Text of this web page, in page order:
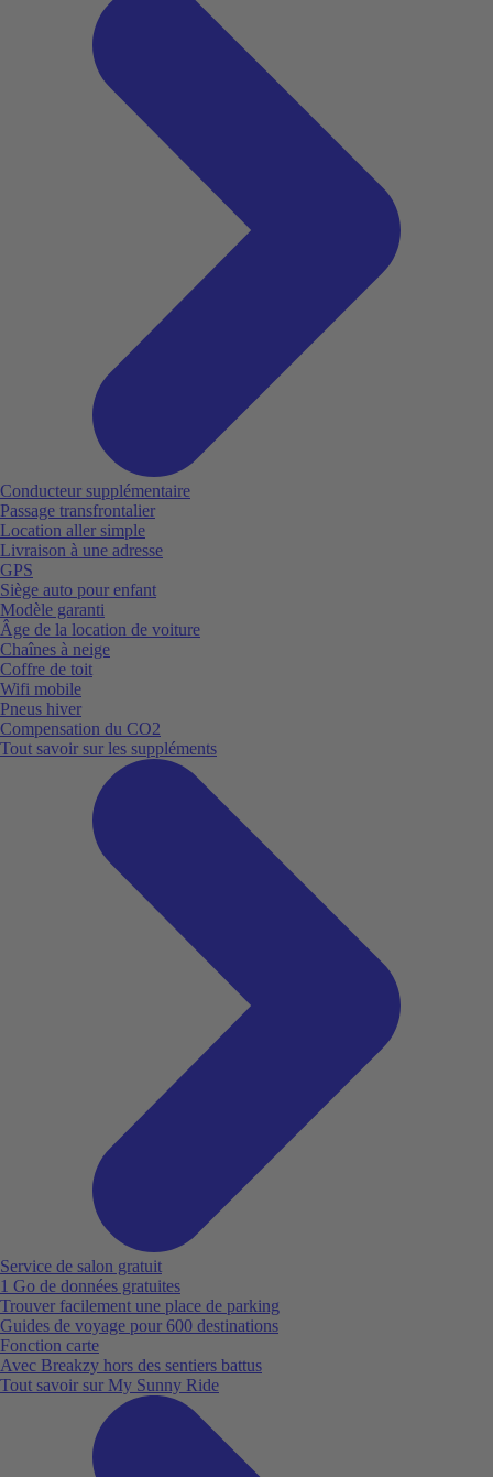
Conducteur supplémentaire
Passage transfrontalier
Location aller simple
Livraison à une adresse
GPS
Siège auto pour enfant
Modèle garanti
Âge de la location de voiture
Chaînes à neige
Coffre de toit
Wifi mobile
Pneus hiver
Compensation du CO2
Tout savoir sur les suppléments
Service de salon gratuit
1 Go de données gratuites
Trouver facilement une place de parking
Guides de voyage pour 600 destinations
Fonction carte
Avec Breakzy hors des sentiers battus
Tout savoir sur My Sunny Ride